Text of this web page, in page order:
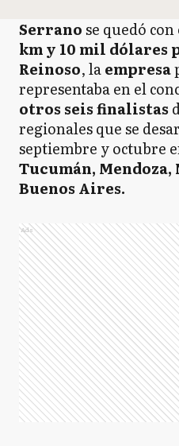
Serranose quedó con
km y 10 mil dólares
Reinoso, laempresa
representaba en el
otros seis finalistas
regionales que se
septiembre y octubre
Tucumán, Mendoza,
Buenos Aires.
Ads